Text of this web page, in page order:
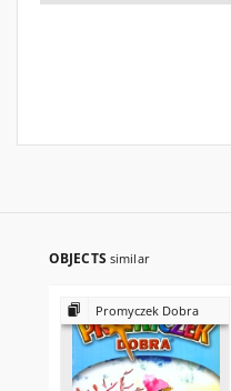
OBJECTS similar
Promyczek Dobra